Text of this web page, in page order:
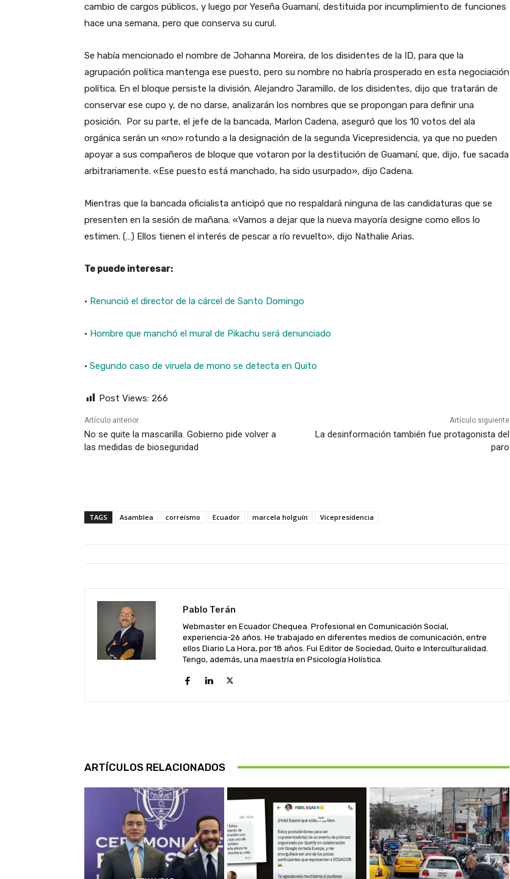
cambio de cargos públicos, y luego por Yeseña Guamaní, destituida por incumplimiento de funciones
hace una semana, pero que conserva su curul.
Se había mencionado el nombre de Johanna Moreira, de los disidentes de la ID, para que la
agrupación política mantenga ese puesto, pero su nombre no habría prosperado en esta negociación
política. En el bloque persiste la división. Alejandro Jaramillo, de los disidentes, dijo que tratarán de
conservar ese cupo y, de no darse, analizarán los nombres que se propongan para definir una
posición. Por su parte, el jefe de la bancada, Marlon Cadena, aseguró que los 10 votos del ala
orgánica serán un «no» rotundo a la designación de la segunda Vicepresidencia, ya que no pueden
apoyar a sus compañeros de bloque que votaron por la destitución de Guamaní, que, dijo, fue sacada
arbitrariamente. «Ese puesto está manchado, ha sido usurpado», dijo Cadena.
Mientras que la bancada oficialista anticipó que no respaldará ninguna de las candidaturas que se
presenten en la sesión de mañana. «Vamos a dejar que la nueva mayoría designe como ellos lo
estimen. (…) Ellos tienen el interés de pescar a río revuelto», dijo Nathalie Arias.
Te puede interesar:
· Renunció el director de la cárcel de Santo Domingo
· Hombre que manchó el mural de Pikachu será denunciado
· Segundo caso de viruela de mono se detecta en Quito
Post Views: 266
Artículo anterior
No se quite la mascarilla. Gobierno pide volver a
las medidas de bioseguridad
Artículo siguiente
La desinformación también fue protagonista del
paro
TAGS Asamblea correísmo Ecuador marcela holguín Vicepresidencia
Pablo Terán
Webmaster en Ecuador Chequea. Profesional en Comunicación Social,
experiencia-26 años. He trabajado en diferentes medios de comunicación, entre
ellos Diario La Hora, por 18 años. Fui Editor de Sociedad, Quito e Interculturalidad.
Tengo, además, una maestría en Psicología Holística.
ARTÍCULOS RELACIONADOS